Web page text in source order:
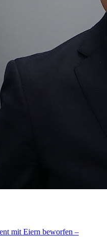
mit Eiern beworfen –